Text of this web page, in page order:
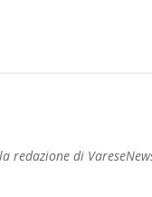
redazione di